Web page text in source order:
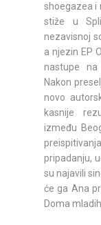
shoegazea i
stiže u
nezavisnoj
a njezin EP
nastupe na
Nakon
novo
kasnije
između
pripadanju,
su najavili
će ga Ana
Doma mladih.